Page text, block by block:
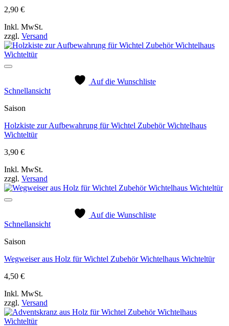
2,90 €
Inkl. MwSt.
zzgl. Versand
Auf die Wunschliste
Schnellansicht
Saison
Holzkiste zur Aufbewahrung für Wichtel Zubehör Wichtelhaus
Wichteltür
3,90 €
Inkl. MwSt.
zzgl. Versand
Auf die Wunschliste
Schnellansicht
Saison
Wegweiser aus Holz für Wichtel Zubehör Wichtelhaus Wichteltür
4,50 €
Inkl. MwSt.
zzgl. Versand